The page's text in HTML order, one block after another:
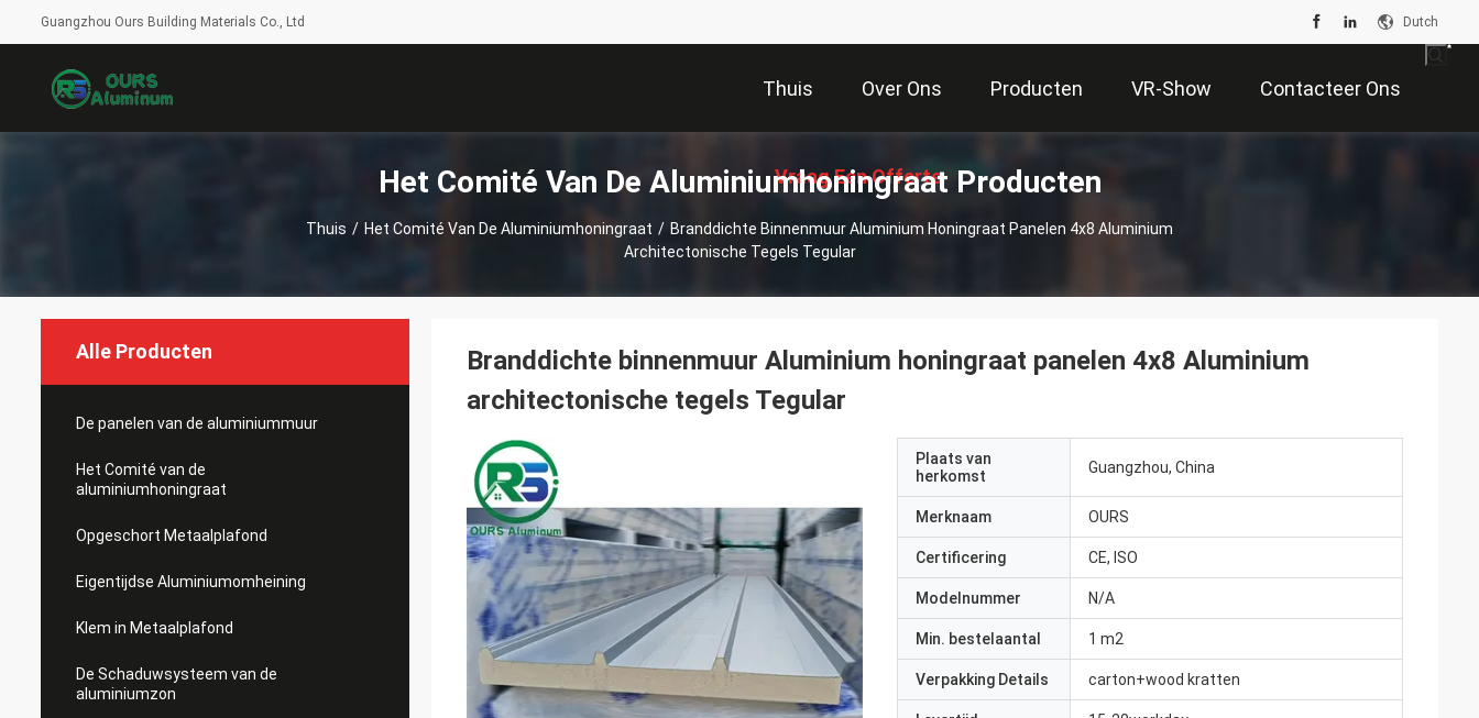
Guangzhou Ours Building Materials Co., Ltd Dutch
Thuis Over Ons Producten VR-Show Contacteer Ons
Vraag Een Offerte
Het Comité Van De Aluminiumhoningraat Producten
Thuis / Het Comité Van De Aluminiumhoningraat / Branddichte Binnenmuur Aluminium Honingraat Panelen 4x8 Aluminium
Architectonische Tegels Tegular
Alle Producten
De panelen van de aluminiummuur
Het Comité van de
aluminiumhoningraat
Opgeschort Metaalplafond
Eigentijdse Aluminiumomheining
Klem in Metaalplafond
De Schaduwsysteem van de
aluminiumzon
Branddichte binnenmuur Aluminium honingraat panelen 4x8 Aluminium
architectonische tegels Tegular
Plaats van
herkomst
Guangzhou, China
Merknaam OURS
Certificering CE, ISO
Modelnummer N/A
Min. bestelaantal 1 m2
Verpakking Details carton+wood kratten